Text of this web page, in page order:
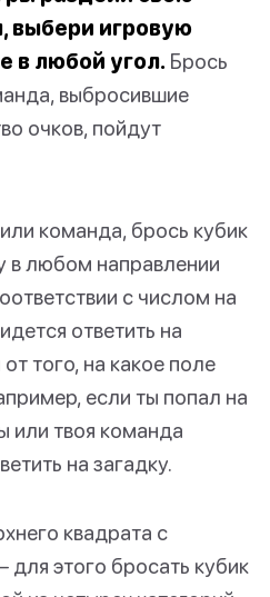
выбери игровую
в любой угол. Брось
выбросившие
очков, пойдут
команда, брось кубик
в любом направлении
с числом на
ответить на
того, на какое поле
если ты попал на
или твоя команда
на загадку.
квадрата с
этого бросать кубик